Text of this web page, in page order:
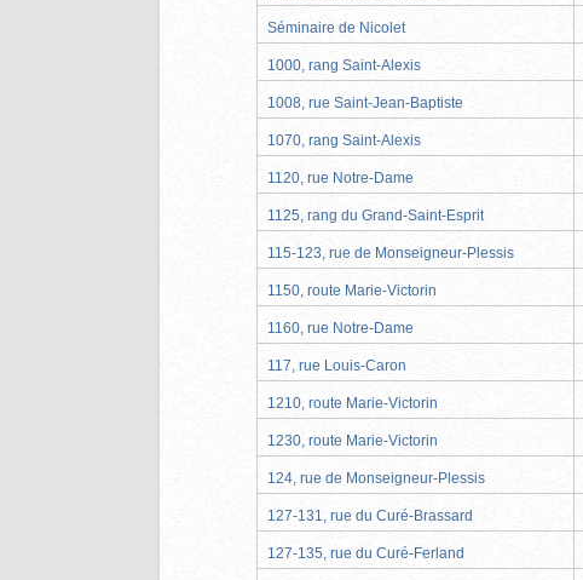
Séminaire de Nicolet
1000, rang Saint-Alexis
1008, rue Saint-Jean-Baptiste
1070, rang Saint-Alexis
1120, rue Notre-Dame
1125, rang du Grand-Saint-Esprit
115-123, rue de Monseigneur-Plessis
1150, route Marie-Victorin
1160, rue Notre-Dame
117, rue Louis-Caron
1210, route Marie-Victorin
1230, route Marie-Victorin
124, rue de Monseigneur-Plessis
127-131, rue du Curé-Brassard
127-135, rue du Curé-Ferland